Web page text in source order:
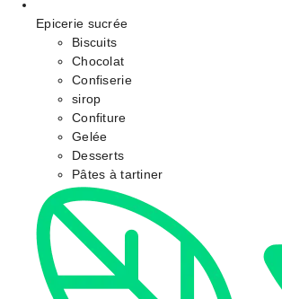
Epicerie sucrée
Biscuits
Chocolat
Confiserie
sirop
Confiture
Gelée
Desserts
Pâtes à tartiner